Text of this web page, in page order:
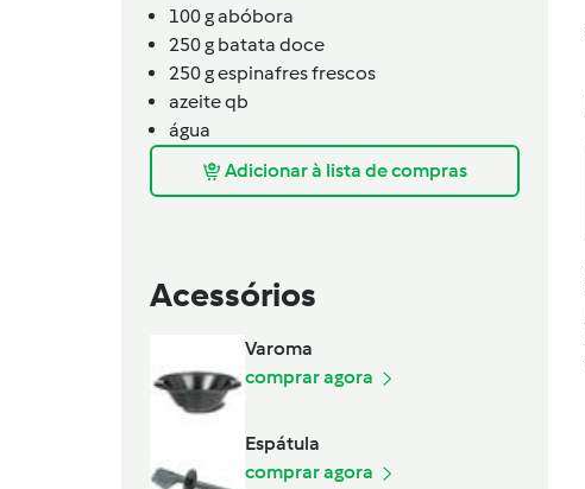
100gabóbora
250g batata doce
250gespinafres frescos
azeite qb
água
Adicionar à lista de compras
Acessórios
Varoma
comprar agora
Espátula
comprar agora